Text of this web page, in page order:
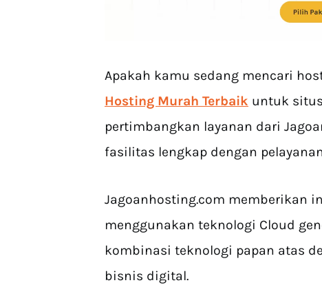
Apakah kamu sedang mencari
Hosting Murah Terbaik untuk
pertimbangkan layanan dari
fasilitas lengkap dengan
Jagoanhosting.com memberikan
menggunakan teknologi Cloud
kombinasi teknologi papan atas
bisnis digital.